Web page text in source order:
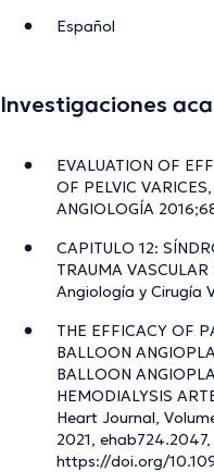
Español
Investigaciones
EVALUATION OF
OF PELVIC
ANGIOLOGÍA
CAPITULO 12:
TRAUMA
Angiología y Cirugía
THE EFFICACY OF
BALLOON
BALLOON
HEMODIALYSIS
Heart Journal,
2021, ehab724.2047,
https://doi.org/